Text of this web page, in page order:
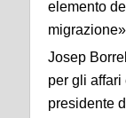
elemento
Josep
per gli
presidente